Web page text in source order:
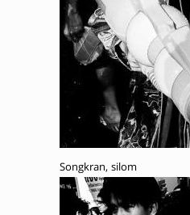
Songkran, silom